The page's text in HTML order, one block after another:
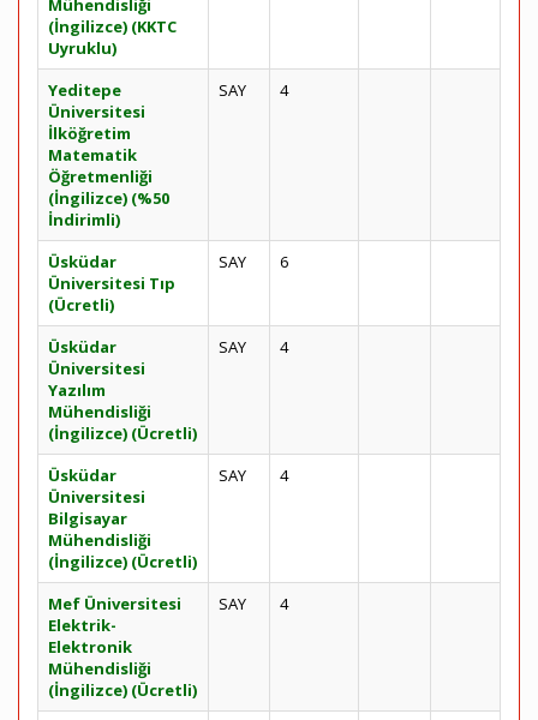
Mühendisliği
(İngilizce) (KKTC
Uyruklu)
Yeditepe
Üniversitesi
İlköğretim
Matematik
Öğretmenliği
(İngilizce) (%50
İndirimli)
SAY 4
Üsküdar
Üniversitesi Tıp
(Ücretli)
SAY 6
Üsküdar
Üniversitesi
Yazılım
Mühendisliği
(İngilizce) (Ücretli)
SAY 4
Üsküdar
Üniversitesi
Bilgisayar
Mühendisliği
(İngilizce) (Ücretli)
SAY 4
Mef Üniversitesi
Elektrik-
Elektronik
Mühendisliği
(İngilizce) (Ücretli)
SAY 4